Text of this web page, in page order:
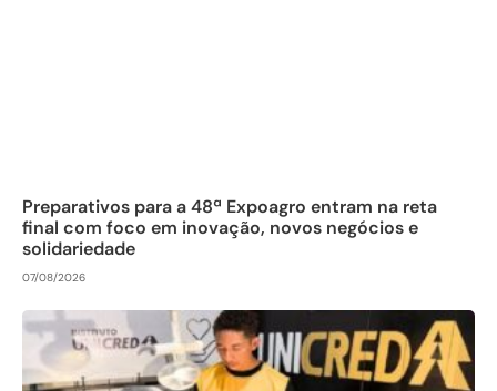
Preparativos para a 48ª Expoagro entram na reta
final com foco em inovação, novos negócios e
solidariedade
07/08/2026